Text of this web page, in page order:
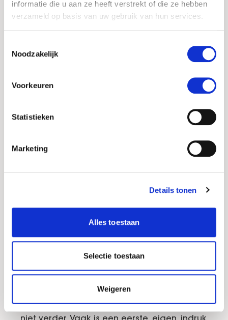
informatie die u aan ze heeft verstrekt of die ze hebben
verzameld op basis van uw gebruik van hun services.
Noodzakelijk
Voorkeuren
Statistieken
Marketing
Details tonen
Alles toestaan
Selectie toestaan
Weigeren
resultaat heeft gehad.
dat is ook zeker op tricopigmentatie van
het aantal hoofdzones dat u laat
Nederland kent meerdere
gespecialiseerde MHP aanbieders, het
alleen naar de mening van een ander
kijken, maar kunt u daar uw eigen
eigen gevoel af. Heeft u een vertrouwd
gevoel bij een MHP specialist? Zoek dan